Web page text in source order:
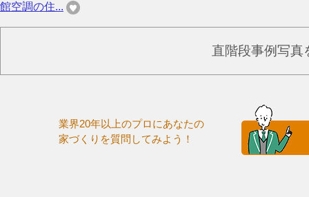
館空調の住...
直階段事例写真
業界20年以上のプロにあなたの
家づくりを質問してみよう！